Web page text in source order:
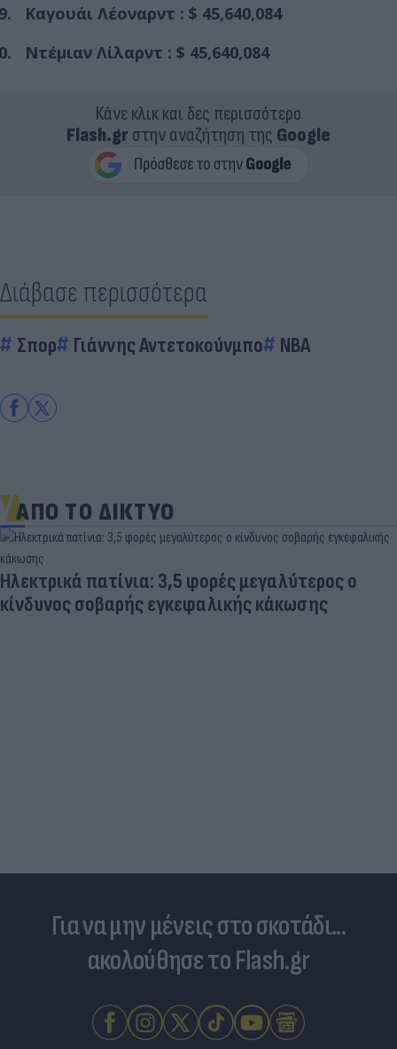
Καγουάι Λέοναρντ : $ 45,640,084
Ντέμιαν Λίλαρντ : $ 45,640,084
Κάνε κλικ και δες περισσότερο
Flash.grστην αναζήτηση της Google
Διάβασε περισσότερα
Σπορ Γιάννης Αντετοκούνμπο NBA
ΑΠΟ ΤΟ ΔΙΚΤΥΟ
Ηλεκτρικά πατίνια: 3,5 φορές μεγαλύτερος ο
κίνδυνος σοβαρής εγκεφαλικής κάκωσης
Για να μην μένεις στο σκοτάδι...
ακολούθησε το Flash.gr